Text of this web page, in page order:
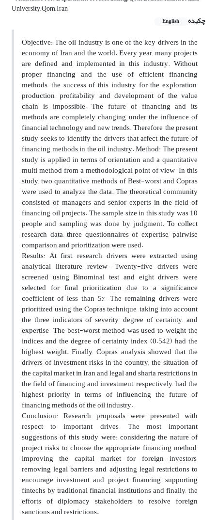
University, Qom, Iran
چکیده
English
Objective: The oil industry is one of the key drivers in the
economy of Iran and the world. Every year, many projects
are defined and implemented in this industry. Without
proper financing and the use of efficient financing
methods, the success of this industry for the exploration,
production, profitability and development of the value
chain is impossible. The future of financing and its
methods are completely changing under the influence of
financial technology and new trends. Therefore, the present
study seeks to identify the drivers that affect the future of
financing methods in the oil industry. Method: The present
study is applied in terms of orientation and a quantitative
multi method from a methodological point of view. In this
study, two quantitative methods of Best-worst and Copras
were used to analyze the data. The theoretical community
consisted of managers and senior experts in the field of
financing oil projects. The sample size in this study was 10
people and sampling was done by judgment. To collect
research data, three questionnaires of expertise, pairwise
comparison and prioritization were used.
Results: At first, research drivers were extracted using
analytical literature review. Twenty-five drivers were
screened using Binominal test and eight drivers were
selected for final prioritization due to a significance
coefficient of less than 5%. The remaining drivers were
prioritized using the Copras technique, taking into account
the three indicators of severity, degree of certainty, and
expertise. The best-worst method was used to weight the
indices and the degree of certainty index (0.542) had the
highest weight. Finally, Copras analysis showed that the
drivers of investment risks in the country, the situation of
the capital market in Iran and legal and sharia restrictions in
the field of financing and investment, respectively, had the
highest priority in terms of influencing the future of
financing methods of the oil industry.
Conclusion: Research proposals were presented with
respect to important drives. The most important
suggestions of this study were: considering the nature of
project risks to choose the appropriate financing method,
improving the capital market for foreign investors,
removing legal barriers and adjusting legal restrictions to
encourage investment and project financing, supporting
fintechs by traditional financial institutions and finally, the
efforts of diplomacy stakeholders to resolve foreign
sanctions and restrictions.